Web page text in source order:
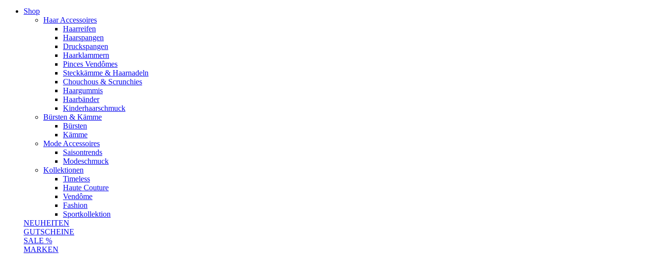
Shop
Haar Accessoires
Haarreifen
Haarspangen
Druckspangen
Haarklammern
Pinces Vendômes
Steckkämme & Haarnadeln
Chouchous & Scrunchies
Haargummis
Haarbänder
Kinderhaarschmuck
Bürsten & Kämme
Bürsten
Kämme
Mode Accessoires
Saisontrends
Modeschmuck
Kollektionen
Timeless
Haute Couture
Vendôme
Fashion
Sportkollektion
NEUHEITEN
GUTSCHEINE
SALE %
MARKEN